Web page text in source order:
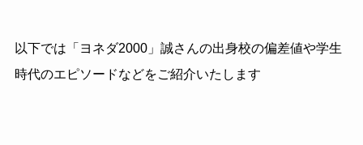
以下では「ヨネダ2000」誠さんの出身校の偏差値や学生
時代のエピソードなどをご紹介いたします